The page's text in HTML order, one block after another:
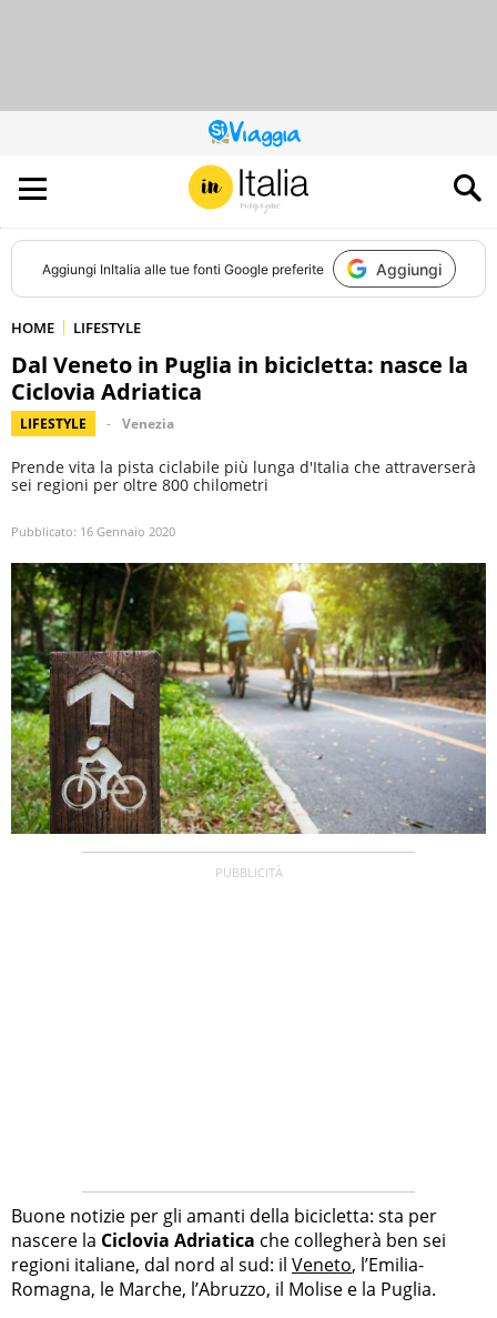
QUESTO
SITO
CONTRIBUISCE
ALL’AUDIENCE
DI
Aggiungi InItalia alle tue fonti Google preferite Aggiungi
HOME LIFESTYLE
Dal Veneto in Puglia in bicicletta: nasce la
Ciclovia Adriatica
LIFESTYLE Venezia
Prende vita la pista ciclabile più lunga d'Italia che attraverserà
sei regioni per oltre 800 chilometri
Pubblicato: 16 Gennaio 2020
Buone notizie per gli amanti della bicicletta: sta per
nascere la Ciclovia Adriatica che collegherà ben sei
regioni italiane, dal nord al sud: il Veneto, l’Emilia-
Romagna, le Marche, l’Abruzzo, il Molise e la Puglia.